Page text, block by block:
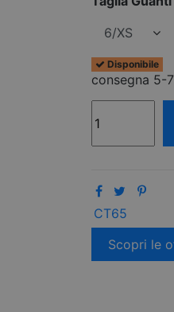
Disponibile
consegna 5-
CT65
Scopri le